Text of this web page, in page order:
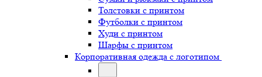
Толстовки с принтом
Футболки с принтом
Худи с принтом
Шарфы с принтом
Корпоративная одежда с логотипом